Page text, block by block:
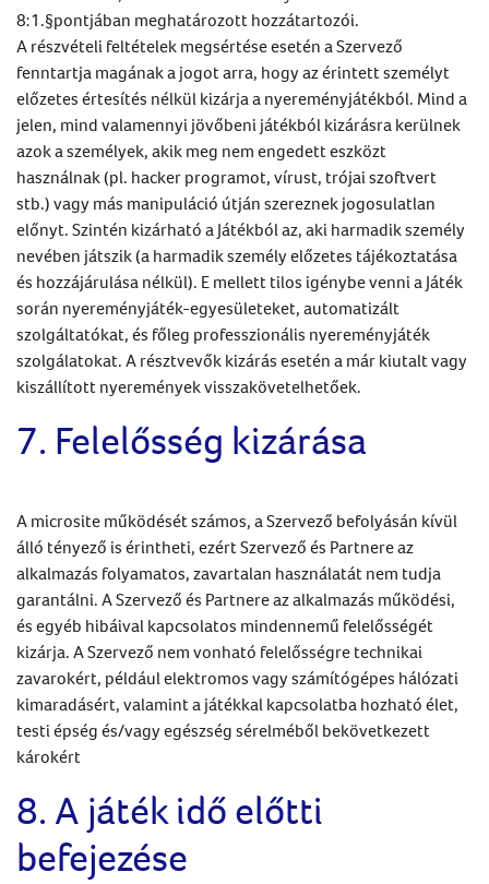
8:1.§pontjában meghatározott hozzátartozói.
A részvételi feltételek megsértése esetén a Szervező
fenntartja magának a jogot arra, hogy az érintett személyt
előzetes értesítés nélkül kizárja a nyereményjátékból. Mind a
jelen, mind valamennyi jövőbeni játékból kizárásra kerülnek
azok a személyek, akik meg nem engedett eszközt
használnak (pl. hacker programot, vírust, trójai szoftvert
stb.) vagy más manipuláció útján szereznek jogosulatlan
előnyt. Szintén kizárható a Játékból az, aki harmadik személy
nevében játszik (a harmadik személy előzetes tájékoztatása
és hozzájárulása nélkül). E mellett tilos igénybe venni a Játék
során nyereményjáték-egyesületeket, automatizált
szolgáltatókat, és főleg professzionális nyereményjáték
szolgálatokat. A résztvevők kizárás esetén a már kiutalt vagy
kiszállított nyeremények visszakövetelhetőek.
7. Felelősség kizárása
A microsite működését számos, a Szervező befolyásán kívül
álló tényező is érintheti, ezért Szervező és Partnere az
alkalmazás folyamatos, zavartalan használatát nem tudja
garantálni. A Szervező és Partnere az alkalmazás működési,
és egyéb hibáival kapcsolatos mindennemű felelősségét
kizárja. A Szervező nem vonható felelősségre technikai
zavarokért, például elektromos vagy számítógépes hálózati
kimaradásért, valamint a játékkal kapcsolatba hozható élet,
testi épség és/vagy egészség sérelméből bekövetkezett
károkért
8. A játék idő előtti
befejezése